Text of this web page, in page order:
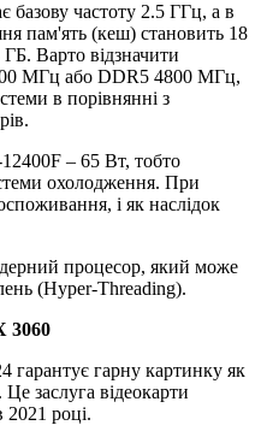
частоту 2.5 ГГц, а в
пам'ять (кеш) становить 18
Варто відзначити
МГц або DDR5 4800 МГц,
в порівнянні з
– 65 Вт, тобто
охолодження. При
і як наслідок
процесор, який може
(Hyper-Threading).
3060
гарну картинку як
Це заслуга відеокарти
році.